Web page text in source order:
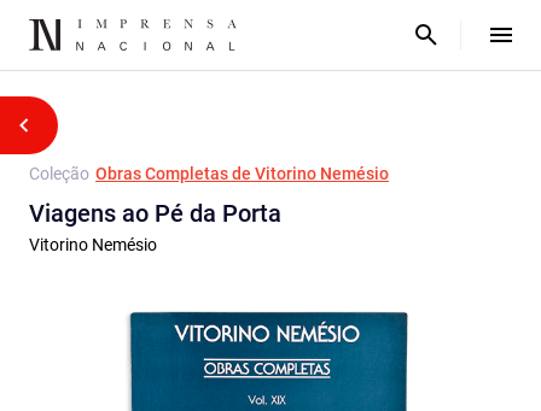
Coleção Obras Completas de Vitorino Nemésio
Viagens ao Pé da Porta
Vitorino Nemésio